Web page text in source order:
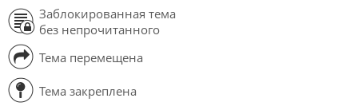
Заблокированная тема
без непрочитанного
Тема перемещена
Тема закреплена